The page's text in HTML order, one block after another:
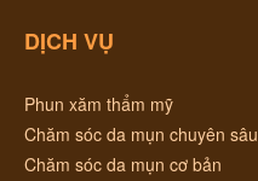
DỊCH VỤ
Phun xăm thẩm mỹ
Chăm sóc da mụn chuyên sâu
Chăm sóc da mụn cơ bản